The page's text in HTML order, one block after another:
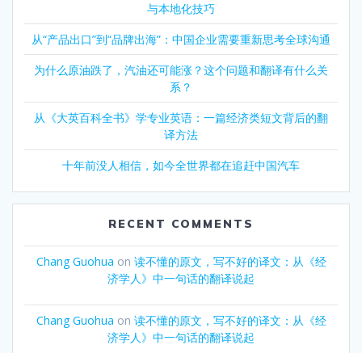
与本地化技巧
从“产品出口”到“品牌出海”：中国企业需要重新思考全球沟通
为什么原油跌了，汽油还可能涨？这个问题和翻译有什么关
系？
从《大英百科全书》学专业英语：一篇经济类短文背后的翻
译方法
十年前没人相信，如今全世界都在追赶中国汽车
RECENT COMMENTS
Chang Guohua on 读不懂的原文，写不好的译文：从《经
济学人》中一句话的翻译说起
Chang Guohua on 读不懂的原文，写不好的译文：从《经
济学人》中一句话的翻译说起